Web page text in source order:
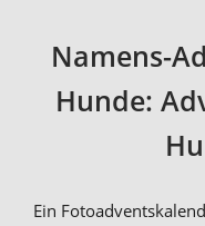
Namens-
Hunde:
Ein